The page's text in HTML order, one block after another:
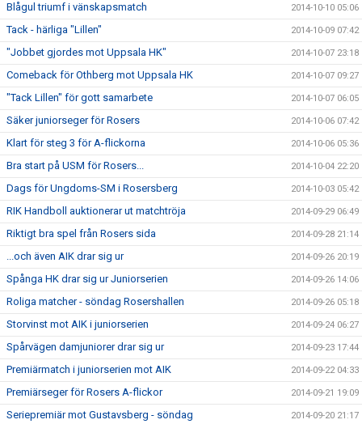
Blågul triumf i vänskapsmatch 2014-10-10 05:06
Tack - härliga "Lillen" 2014-10-09 07:42
"Jobbet gjordes mot Uppsala HK" 2014-10-07 23:18
Comeback för Othberg mot Uppsala HK 2014-10-07 09:27
"Tack Lillen" för gott samarbete 2014-10-07 06:05
Säker juniorseger för Rosers 2014-10-06 07:42
Klart för steg 3 för A-flickorna 2014-10-06 05:36
Bra start på USM för Rosers... 2014-10-04 22:20
Dags för Ungdoms-SM i Rosersberg 2014-10-03 05:42
RIK Handboll auktionerar ut matchtröja 2014-09-29 06:49
Riktigt bra spel från Rosers sida 2014-09-28 21:14
...och även AIK drar sig ur 2014-09-26 20:19
Spånga HK drar sig ur Juniorserien 2014-09-26 14:06
Roliga matcher - söndag Rosershallen 2014-09-26 05:18
Storvinst mot AIK i juniorserien 2014-09-24 06:27
Spårvägen damjuniorer drar sig ur 2014-09-23 17:44
Premiärmatch i juniorserien mot AIK 2014-09-22 04:33
Premiärseger för Rosers A-flickor 2014-09-21 19:09
Seriepremiär mot Gustavsberg - söndag 2014-09-20 21:17